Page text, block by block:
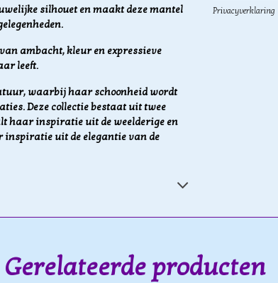
silhouet en maakt deze mantel
ambacht, kleur en expressieve
leeft.
waarbij haar schoonheid wordt
Deze collectie bestaat uit twee
haar inspiratie uit de weelderige en
uit de elegantie van de
Privacyverklaring
Gerelateerde producten